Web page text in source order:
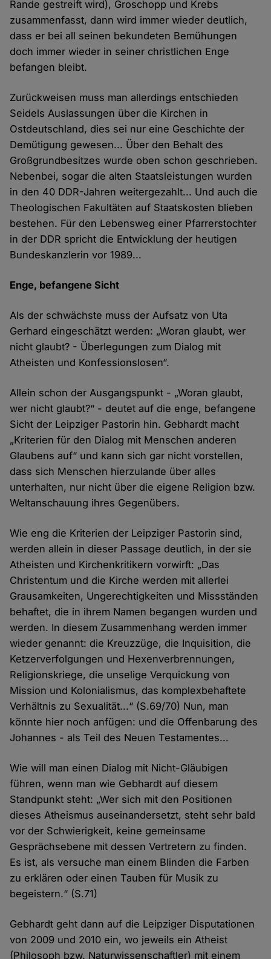
Rande gestreift wird), Groschopp und Krebs
zusammenfasst, dann wird immer wieder deutlich,
dass er bei all seinen bekundeten Bemühungen
doch immer wieder in seiner christlichen Enge
befangen bleibt.
Zurückweisen muss man allerdings entschieden
Seidels Auslassungen über die Kirchen in
Ostdeutschland, dies sei nur eine Geschichte der
Demütigung gewesen... Über den Behalt des
Großgrundbesitzes wurde oben schon geschrieben.
Nebenbei, sogar die alten Staatsleistungen wurden
in den 40 DDR-Jahren weitergezahlt... Und auch die
Theologischen Fakultäten auf Staatskosten blieben
bestehen. Für den Lebensweg einer Pfarrerstochter
in der DDR spricht die Entwicklung der heutigen
Bundeskanzlerin vor 1989...
Enge, befangene Sicht
Als der schwächste muss der Aufsatz von Uta
Gerhard eingeschätzt werden: „Woran glaubt, wer
nicht glaubt? - Überlegungen zum Dialog mit
Atheisten und Konfessionslosen“.
Allein schon der Ausgangspunkt - „Woran glaubt,
wer nicht glaubt?“ - deutet auf die enge, befangene
Sicht der Leipziger Pastorin hin. Gebhardt macht
„Kriterien für den Dialog mit Menschen anderen
Glaubens auf“ und kann sich gar nicht vorstellen,
dass sich Menschen hierzulande über alles
unterhalten, nur nicht über die eigene Religion bzw.
Weltanschauung ihres Gegenübers.
Wie eng die Kriterien der Leipziger Pastorin sind,
werden allein in dieser Passage deutlich, in der sie
Atheisten und Kirchenkritikern vorwirft: „Das
Christentum und die Kirche werden mit allerlei
Grausamkeiten, Ungerechtigkeiten und Missständen
behaftet, die in ihrem Namen begangen wurden und
werden. In diesem Zusammenhang werden immer
wieder genannt: die Kreuzzüge, die Inquisition, die
Ketzerverfolgungen und Hexenverbrennungen,
Religionskriege, die unselige Verquickung von
Mission und Kolonialismus, das komplexbehaftete
Verhältnis zu Sexualität...“ (S.69/70) Nun, man
könnte hier noch anfügen: und die Offenbarung des
Johannes - als Teil des Neuen Testamentes...
Wie will man einen Dialog mit Nicht-Gläubigen
führen, wenn man wie Gebhardt auf diesem
Standpunkt steht: „Wer sich mit den Positionen
dieses Atheismus auseinandersetzt, steht sehr bald
vor der Schwierigkeit, keine gemeinsame
Gesprächsebene mit dessen Vertretern zu finden.
Es ist, als versuche man einem Blinden die Farben
zu erklären oder einen Tauben für Musik zu
begeistern.“ (S.71)
Gebhardt geht dann auf die Leipziger Disputationen
von 2009 und 2010 ein, wo jeweils ein Atheist
(Philosoph bzw. Naturwissenschaftler) mit einem